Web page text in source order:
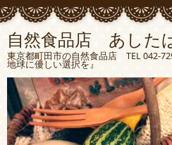
自然食品店 あした
東京都町田市の自然食品店 TEL 042-
地球に優しい選択を』